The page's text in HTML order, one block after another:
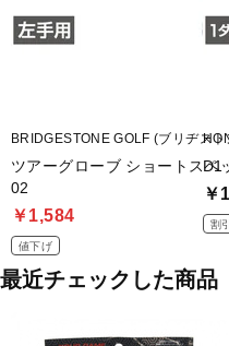
BRIDGESTONE GOLF (ブリヂス
ツアーグローブ ショートス
02
￥1,584
値下げ
D1
￥
割
最近チェックした商品